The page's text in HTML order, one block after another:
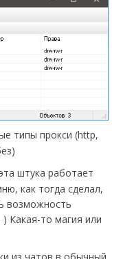
типы прокси (http,
штука работает
как тогда сделал,
возможность
Какая-то магия или